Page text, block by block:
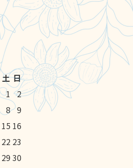
土 日
1
2
8 9
15 16
22 23
2930